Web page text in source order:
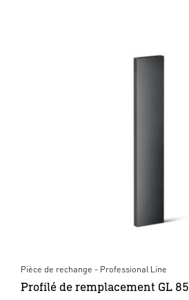
Pièce de rechange - Professional Line
Profilé de remplacement GL 85